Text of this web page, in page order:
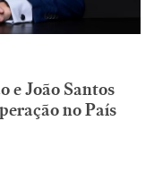
e João Santos
no País